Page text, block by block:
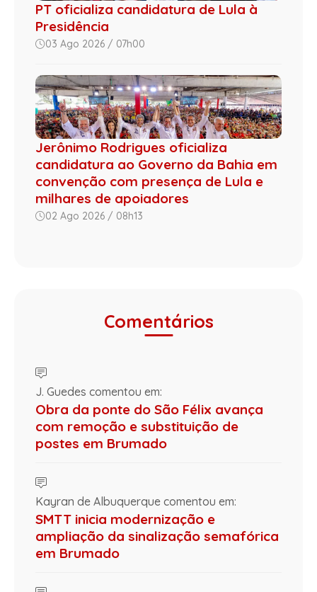
PT oficializa candidatura de Lula à
Presidência
03 Ago 2026 / 07h00
Jerônimo Rodrigues oficializa
candidatura ao Governo da Bahia em
convenção com presença de Lula e
milhares de apoiadores
02 Ago 2026 / 08h13
Comentários
J. Guedes comentou em:
Obra da ponte do São Félix avança
com remoção e substituição de
postes em Brumado
Kayran de Albuquerque comentou em:
SMTT inicia modernização e
ampliação da sinalização semafórica
em Brumado